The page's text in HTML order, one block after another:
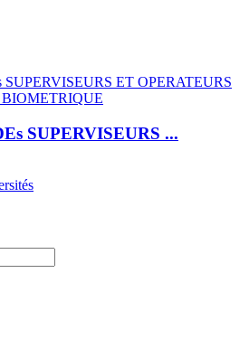
SUPERVISEURS ...